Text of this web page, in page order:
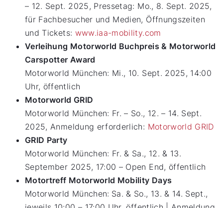
– 12. Sept. 2025, Pressetag: Mo., 8. Sept. 2025,
für Fachbesucher und Medien, Öffnungszeiten
und Tickets: www.iaa-mobility.com
Verleihung Motorworld Buchpreis & Motorworld
Carspotter Award
Motorworld München: Mi., 10. Sept. 2025, 14:00
Uhr, öffentlich
Motorworld GRID
Motorworld München: Fr. – So., 12. – 14. Sept.
2025, Anmeldung erforderlich: Motorworld GRID
GRID Party
Motorworld München: Fr. & Sa., 12. & 13.
September 2025, 17:00 – Open End, öffentlich
Motortreff Motorworld Mobility Days
Motorworld München: Sa. & So., 13. & 14. Sept.,